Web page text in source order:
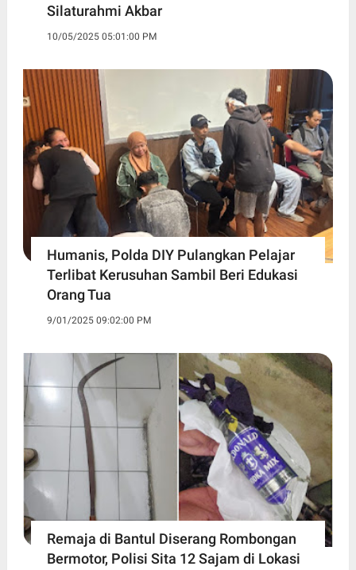
Silaturahmi Akbar
10/05/2025 05:01:00 PM
Humanis, Polda DIY Pulangkan Pelajar
Terlibat Kerusuhan Sambil Beri Edukasi
Orang Tua
9/01/2025 09:02:00 PM
Remaja di Bantul Diserang Rombongan
Bermotor, Polisi Sita 12 Sajam di Lokasi